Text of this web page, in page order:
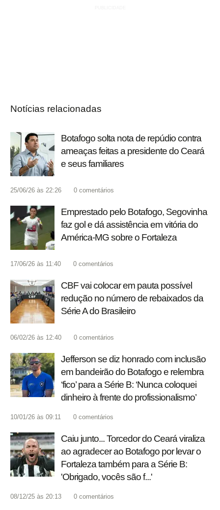
Notícias relacionadas
Botafogo solta nota de repúdio contra
ameaças feitas a presidente do Ceará
e seus familiares
25/06/26 às 22:26 0 comentários
Emprestado pelo Botafogo, Segovinha
faz gol e dá assistência em vitória do
América-MG sobre o Fortaleza
17/06/26 às 11:40 0 comentários
CBF vai colocar em pauta possível
redução no número de rebaixados da
Série A do Brasileiro
06/02/26 às 12:40 0 comentários
Jefferson se diz honrado com inclusão
em bandeirão do Botafogo e relembra
‘fico’ para a Série B: ‘Nunca coloquei
dinheiro à frente do profissionalismo’
10/01/26 às 09:11 0 comentários
Caiu junto... Torcedor do Ceará viraliza
ao agradecer ao Botafogo por levar o
Fortaleza também para a Série B:
'Obrigado, vocês são f...'
08/12/25 às 20:13 0 comentários